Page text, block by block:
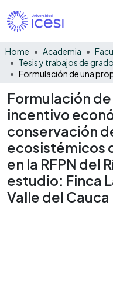
Home Academia
Tesis y trabajos de grado
Formulación
incentivo
conservación
ecosistémicos
en la RFPN del
estudio: Finca
Valle del Cauca